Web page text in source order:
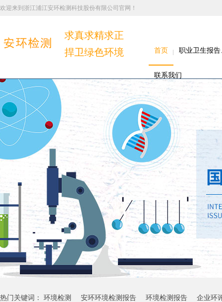
欢迎来到浙江浦江安环检测科技股份有限公司官网！
求真求精求正
捍卫绿色环境
首页 职业卫生报
联系我们
热门关键词： 环境检测 安环环境检测报告 环境检测报告 企业环